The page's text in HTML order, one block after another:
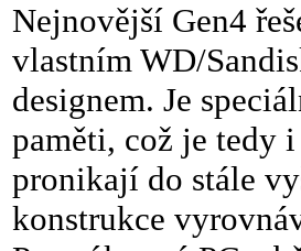
Nejnovější Gen4
vlastním WD/
designem. Je
paměti, což je tedy
pronikají do stále
konstrukce